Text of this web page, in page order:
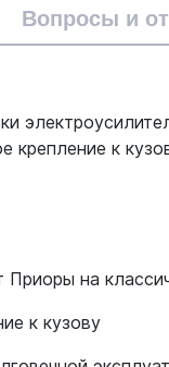
Вопросы и
к
Приоры на
к кузову